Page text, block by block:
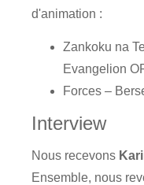
d'animation :
Zankoku na
Evangelion
Forces –
Interview
Nous recevons
Ensemble, nous